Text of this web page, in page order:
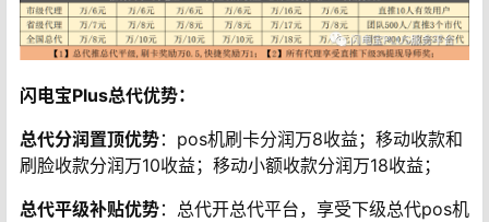
闪电宝Plus总代优势：
总代分润置顶优势：pos机刷卡分润万8收益；移动收款和
刷脸收款分润万10收益；移动小额收款分润万18收益；
总代平级补贴优势：总代开总代平台，享受下级总代pos机